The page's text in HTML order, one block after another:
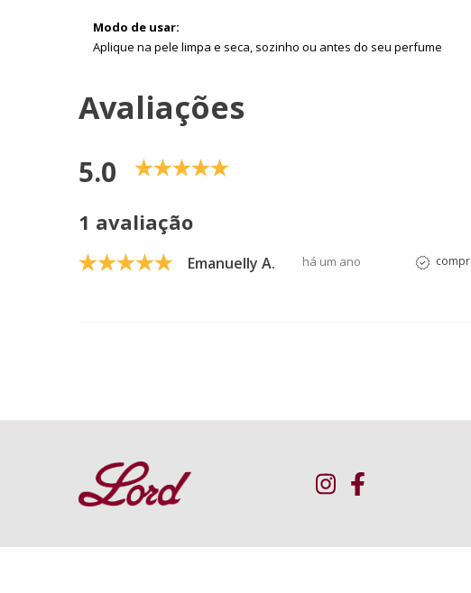
Modo de usar:
Aplique na pele limpa e seca, sozinho ou antes do seu perfume
Avaliações
5.0
1 avaliação
Emanuelly A. há um ano